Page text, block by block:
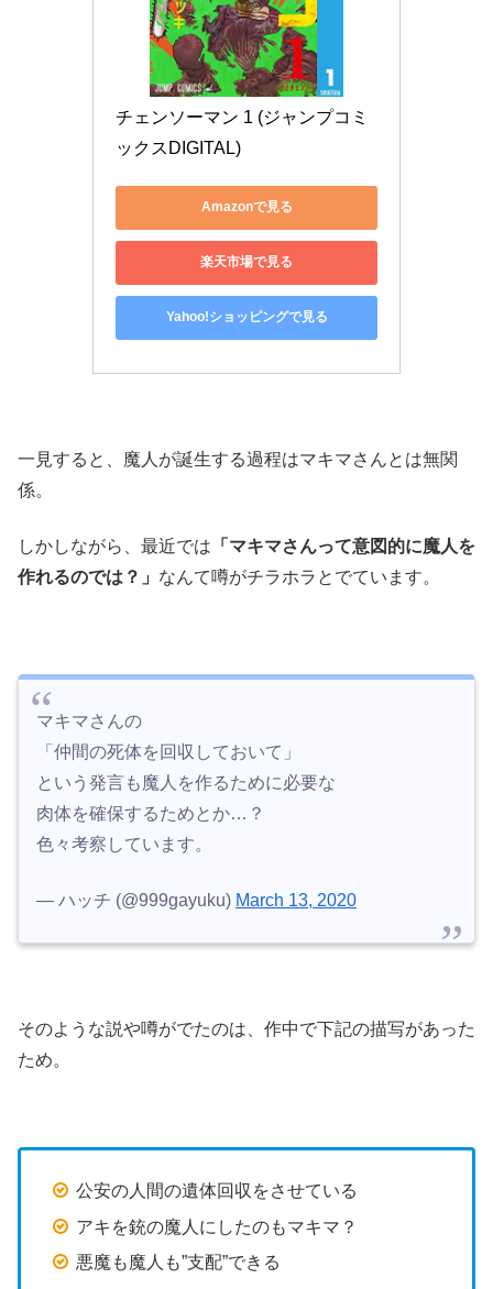
チェンソーマン 1 (ジャンプコミ
ックスDIGITAL)
Amazonで見る
楽天市場で見る
Yahoo!ショッピングで見る
一見すると、魔人が誕生する過程はマキマさんとは無関
係。
しかしながら、最近では 「マキマさんって意図的に魔人を
作れるのでは？」 なんて噂がチラホラとでています。
マキマさんの
「仲間の死体を回収しておいて」
という発言も魔人を作るために必要な
肉体を確保するためとか…？
色々考察しています。
— ハッチ (@999gayuku) March 13, 2020
そのような説や噂がでたのは、作中で下記の描写があった
ため。
公安の人間の遺体回収をさせている
アキを銃の魔人にしたのもマキマ？
悪魔も魔人も”支配”できる